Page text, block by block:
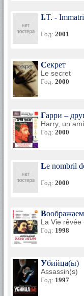
I.T. -
Год: 2001
Секрет
Le secret
Год: 2000
Гарри –
Harry, un
Год: 2000
Le nombril
Год: 2000
La Vie rêvée
Год: 1998
Убийца(ы)
Assassin(s)
Год: 1997